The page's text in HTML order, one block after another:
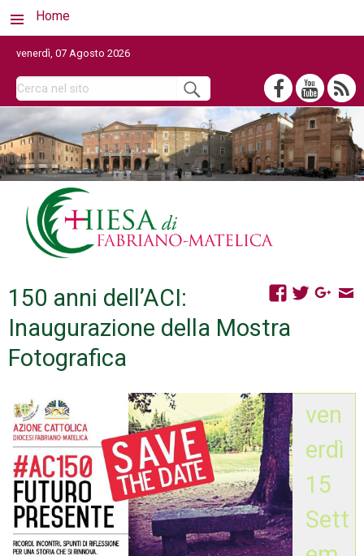
Home
venerdì, 07 Agosto 2026
150 anni dell’ACI:
Inaugurazione della Mostra
Fotografica
ven
erdì
15
Sett